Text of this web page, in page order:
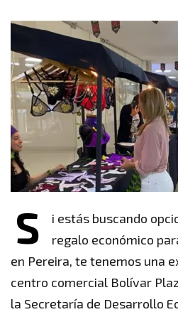
S
i estás buscando
regalo económico
en Pereira, te tenemos una
centro comercial Bolívar
la Secretaría de Desarrollo